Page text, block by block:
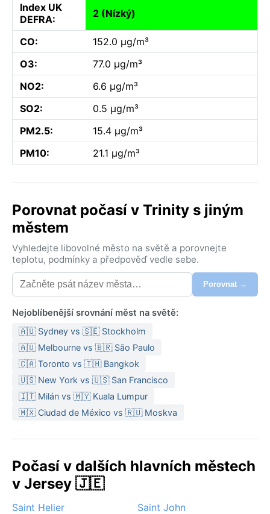
Index UK
DEFRA:
2 (Nízký)
CO:
152.0 µg/m³
O3:
77.0 µg/m³
NO2:
6.6 µg/m³
SO2:
0.5 µg/m³
PM2.5:
15.4 µg/m³
PM10:
21.1 µg/m³
Porovnat počasí v Trinity s jiným
městem
Vyhledejte libovolné město na světě a porovnejte
teplotu, podmínky a předpověď vedle sebe.
Porovnat →
Nejoblíbenější srovnání měst na světě:
🇦🇺 Sydney vs 🇸🇪 Stockholm
🇦🇺 Melbourne vs 🇧🇷 São Paulo
🇨🇦 Toronto vs 🇹🇭 Bangkok
🇺🇸 New York vs 🇺🇸 San Francisco
🇮🇹 Milán vs 🇲🇾 Kuala Lumpur
🇲🇽 Ciudad de México vs 🇷🇺 Moskva
Počasí v dalších hlavních městech
v Jersey 🇯🇪
Saint Helier
Saint John